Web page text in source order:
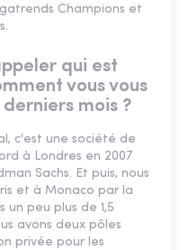
Champions et
qui est
vous vous
mois ?
c'est une société de
à Londres en 2007
Sachs. Et puis, nous
et à Monaco par la
un peu plus de 1,5
avons deux pôles
privée pour les